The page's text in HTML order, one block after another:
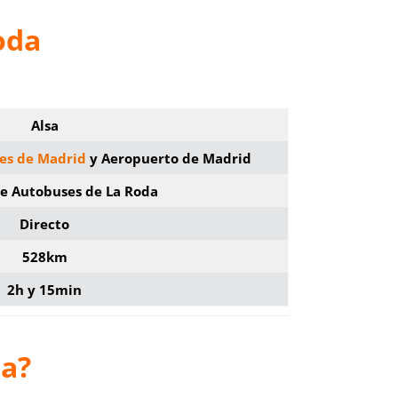
Alsa
de Madrid y Aeropuerto de Madrid
Autobuses de La Roda
Directo
528km
2h y 15min